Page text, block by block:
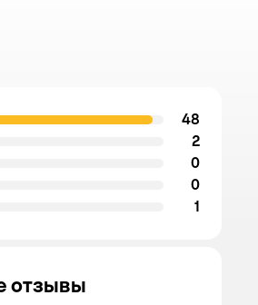
48
2отзыв
0отзыв
0отзыв
1
отзывы